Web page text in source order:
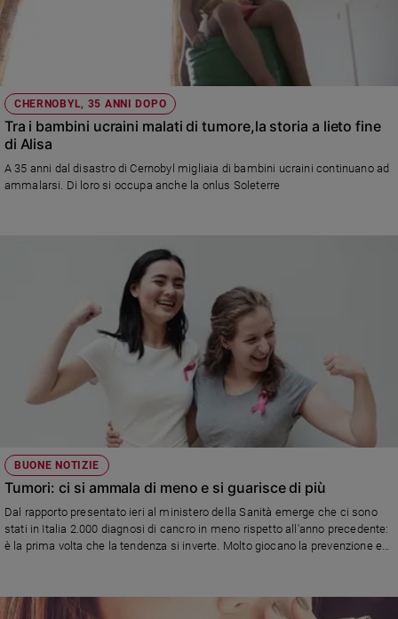
CHERNOBYL, 35 ANNI DOPO
Tra i bambini ucraini malati di tumore,la storia a lieto fine
di Alisa
A 35 anni dal disastro di Cernobyl migliaia di bambini ucraini continuano ad
ammalarsi. Di loro si occupa anche la onlus Soleterre
BUONE NOTIZIE
Tumori: ci si ammala di meno e si guarisce di più
Dal rapporto presentato ieri al ministero della Sanità emerge che ci sono
stati in Italia 2.000 diagnosi di cancro in meno rispetto all'anno precedente:
è la prima volta che la tendenza si inverte. Molto giocano la prevenzione e